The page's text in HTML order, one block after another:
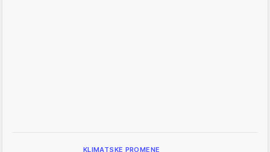
KLIMATSKE PROMENE